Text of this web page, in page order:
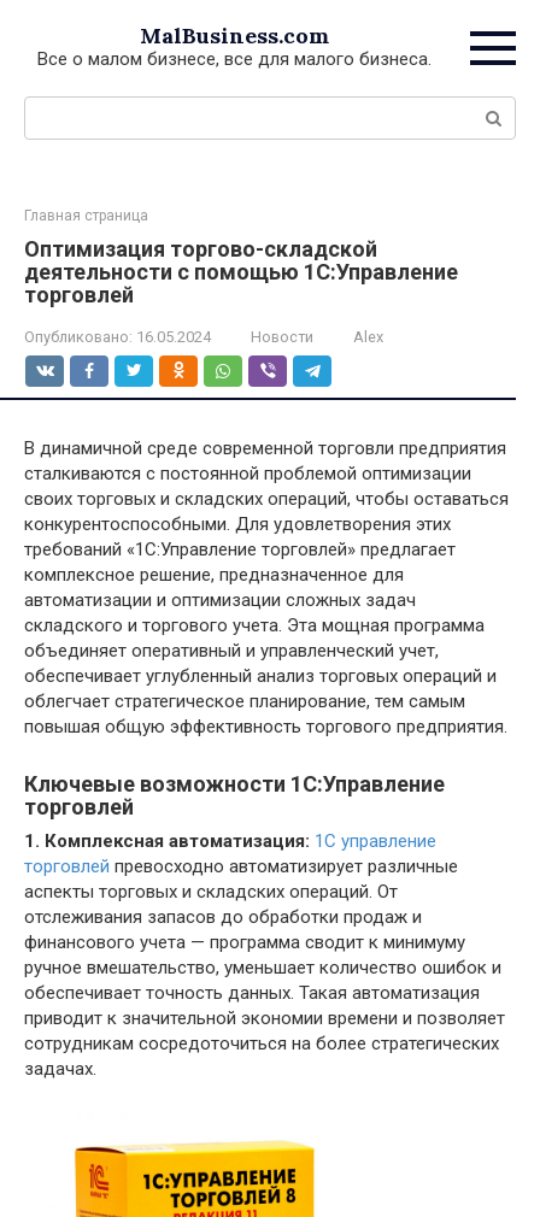
контенту
MalBusiness.com
Все о малом бизнесе, все для малого бизнеса.
Поиск:
Главная страница
Оптимизация торгово-складской
деятельности с помощью 1С:Управление
торговлей
Опубликовано: 16.05.2024 Новости Alex
В динамичной среде современной торговли предприятия
сталкиваются с постоянной проблемой оптимизации
своих торговых и складских операций, чтобы оставаться
конкурентоспособными. Для удовлетворения этих
требований «1С:Управление торговлей» предлагает
комплексное решение, предназначенное для
автоматизации и оптимизации сложных задач
складского и торгового учета. Эта мощная программа
объединяет оперативный и управленческий учет,
обеспечивает углубленный анализ торговых операций и
облегчает стратегическое планирование, тем самым
повышая общую эффективность торгового предприятия.
Ключевые возможности 1С:Управление
торговлей
1. Комплексная автоматизация: 1C управление
торговлей превосходно автоматизирует различные
аспекты торговых и складских операций. От
отслеживания запасов до обработки продаж и
финансового учета — программа сводит к минимуму
ручное вмешательство, уменьшает количество ошибок и
обеспечивает точность данных. Такая автоматизация
приводит к значительной экономии времени и позволяет
сотрудникам сосредоточиться на более стратегических
задачах.